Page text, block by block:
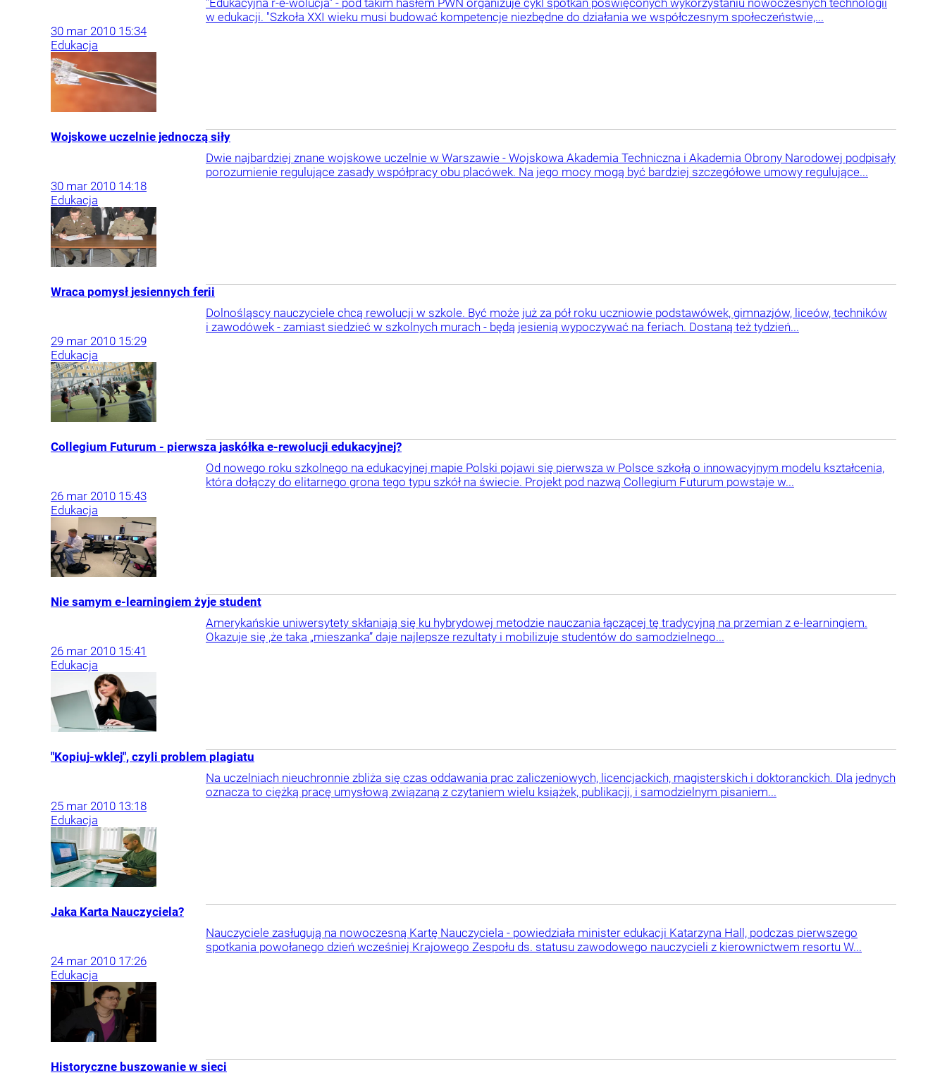
"Edukacyjna r-e-wolucja" - pod takim hasłem PWN organizuje cykl spotkań poświęconych wykorzystaniu nowoczesnych technologii
w edukacji. "Szkoła XXI wieku musi budować kompetencje niezbędne do działania we współczesnym społeczeństwie,...
30 mar 2010 15:34
Edukacja
Wojskowe uczelnie jednoczą siły
Dwie najbardziej znane wojskowe uczelnie w Warszawie - Wojskowa Akademia Techniczna i Akademia Obrony Narodowej podpisały
porozumienie regulujące zasady współpracy obu placówek. Na jego mocy mogą być bardziej szczegółowe umowy regulujące...
30 mar 2010 14:18
Edukacja
Wraca pomysł jesiennych ferii
Dolnośląscy nauczyciele chcą rewolucji w szkole. Być może już za pół roku uczniowie podstawówek, gimnazjów, liceów, techników
i zawodówek - zamiast siedzieć w szkolnych murach - będą jesienią wypoczywać na feriach. Dostaną też tydzień...
29 mar 2010 15:29
Edukacja
Collegium Futurum - pierwsza jaskółka e-rewolucji edukacyjnej?
Od nowego roku szkolnego na edukacyjnej mapie Polski pojawi się pierwsza w Polsce szkołą o innowacyjnym modelu kształcenia,
która dołączy do elitarnego grona tego typu szkół na świecie. Projekt pod nazwą Collegium Futurum powstaje w...
26 mar 2010 15:43
Edukacja
Nie samym e-learningiem żyje student
Amerykańskie uniwersytety skłaniają się ku hybrydowej metodzie nauczania łączącej tę tradycyjną na przemian z e-learningiem.
Okazuje się ,że taka „mieszanka” daje najlepsze rezultaty i mobilizuje studentów do samodzielnego...
26 mar 2010 15:41
Edukacja
"Kopiuj-wklej", czyli problem plagiatu
Na uczelniach nieuchronnie zbliża się czas oddawania prac zaliczeniowych, licencjackich, magisterskich i doktoranckich. Dla jednych
oznacza to ciężką pracę umysłową związaną z czytaniem wielu książek, publikacji, i samodzielnym pisaniem...
25 mar 2010 13:18
Edukacja
Jaka Karta Nauczyciela?
Nauczyciele zasługują na nowoczesną Kartę Nauczyciela - powiedziała minister edukacji Katarzyna Hall, podczas pierwszego
spotkania powołanego dzień wcześniej Krajowego Zespołu ds. statusu zawodowego nauczycieli z kierownictwem resortu W...
24 mar 2010 17:26
Edukacja
Historyczne buszowanie w sieci